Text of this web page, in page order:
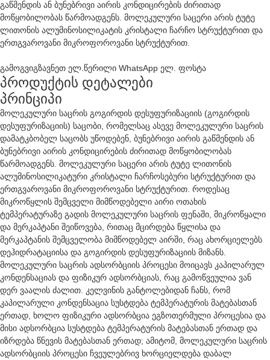
გაწმენდის ან ბუნებრივი აირის კონდიცირების ძირითად
მოწყობილობას წარმოადგენს. მოლეკულური საცერი არის ტუტე
ლითონის ალუმინოსილიკატის კრისტალი ჩარჩო სტრუქტურით და
ერთგვაროვანი მიკროფოროვანი სტრუქტურით.
გამოგვიგზავნეთ ელ.წერილი WhatsApp ელ. ფოსტა
პროდუქტის დეტალები
პრინციპი
მოლეკულური საცრის გოგირდის დესუფურიზაციის (გოგირდის
დესუფურიზაციის) საცობი, რომელსაც ასევე მოლეკულური საცრის
დამატკბობელ საცობს უწოდებენ, ბუნებრივი აირის გაწმენდის ან
ბუნებრივი აირის კონდიცირების ძირითად მოწყობილობას
წარმოადგენს. მოლეკულური საცერი არის ტუტე ლითონის
ალუმინოსილიკატური კრისტალი ჩარჩოსებური სტრუქტურით და
ერთგვაროვანი მიკროფოროვანი სტრუქტურით. როდესაც
მიკროწყლის შემცველი მიმწოდებელი აირი ოთახის
ტემპერატურაზე გადის მოლეკულური საცრის ფენაში, მიკროწყალი
და მერკაპტანი შეიწოვება, რითაც მცირდება წყლისა და
მერკაპტანის შემცველობა მიმწოდებელ აირში, რაც ახორციელებს
დეჰიდრატაციისა და გოგირდის დესუფურიზაციის მიზანს.
მოლეკულური საცრის ადსორბციის პროცესი მოიცავს კაპილარულ
კონდენსაციას და ფიზიკურ ადსორბციას, რაც გამოწვეულია ვან
დერ ვაალის ძალით. კელვინის განტოლებიდან ჩანს, რომ
კაპილარული კონდენსაცია სუსტდება ტემპერატურის მატებასთან
ერთად, ხოლო ფიზიკური ადსორბცია ეგზოთერმული პროცესია და
მისი ადსორბცია სუსტდება ტემპერატურის მატებასთან ერთად და
იზრდება წნევის მატებასთან ერთად; ამიტომ, მოლეკულური საცრის
ადსორბციის პროცესი ჩვეულებრივ ხორციელდება დაბალ